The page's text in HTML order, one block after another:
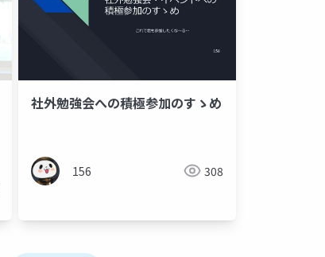
社外勉強会への積極参加のすゝめ
156 308